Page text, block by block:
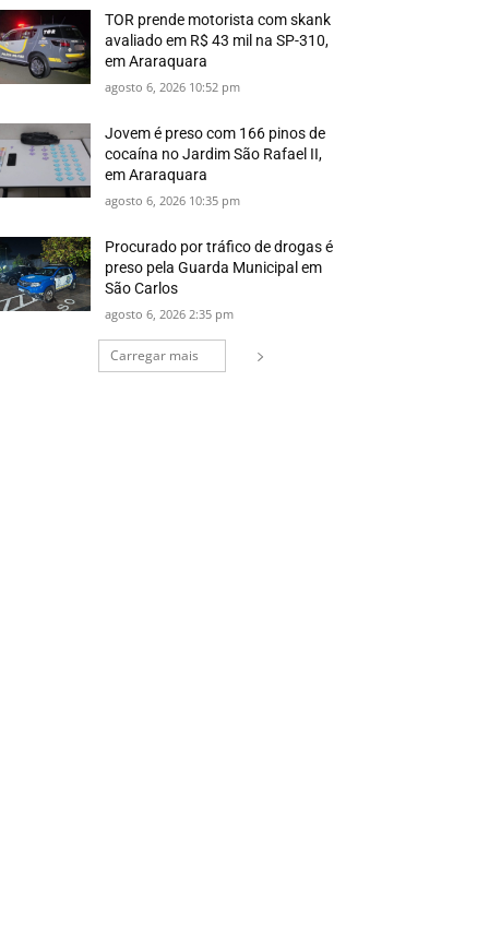
TOR prende motorista com skank
avaliado em R$ 43 mil na SP-310,
em Araraquara
agosto 6, 2026 10:52 pm
Jovem é preso com 166 pinos de
cocaína no Jardim São Rafael II,
em Araraquara
agosto 6, 2026 10:35 pm
Procurado por tráfico de drogas é
preso pela Guarda Municipal em
São Carlos
agosto 6, 2026 2:35 pm
Carregar mais